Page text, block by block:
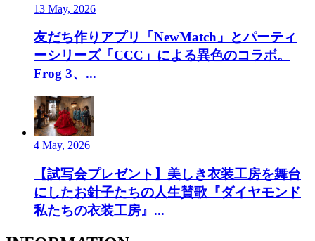
13 May, 2026
友だち作りアプリ「NewMatch」とパーティ
ーシリーズ「CCC」による異色のコラボ。
Frog 3、...
4 May, 2026
【試写会プレゼント】美しき衣装工房を舞台
にしたお針子たちの人生賛歌『ダイヤモンド
私たちの衣装工房』...